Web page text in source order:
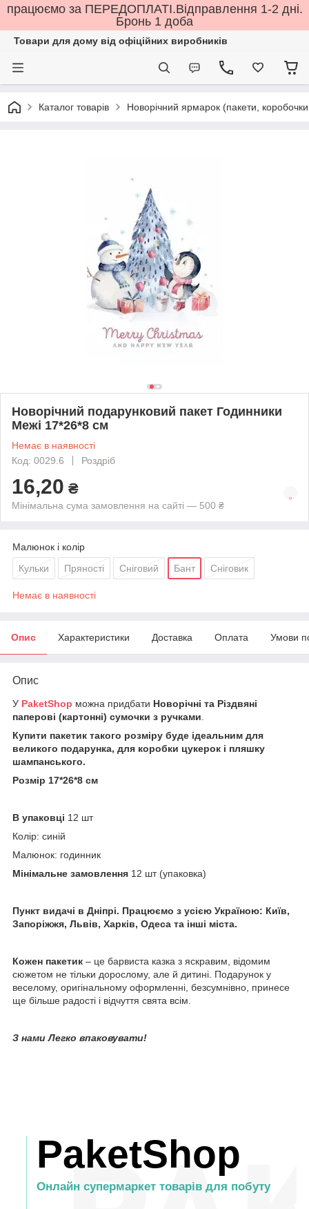
працюємо за ПЕРЕДОПЛАТІ.Відправлення 1-2 дні.
Бронь 1 доба
Товари для дому від офіційних виробників
Каталог товарів Новорічний ярмарок (пакети,
Новорічний подарунковий пакет Годинники
Межі 17*26*8 см
Немає в наявності
Код: 0029.6
Роздріб
16,20 ₴
Мінімальна сума замовлення на сайті — 500 ₴
Малюнок і колір
Кульки
Пряності Сніговий Бант Сніговик
Немає в наявності
Опис Характеристики Доставка Оплата Умови
Опис
У PaketShop можна придбати Новорічні та Різдвяні
паперові (картонні) сумочки з ручками
Купити пакетик такого розміру буде ідеальним для
великого подарунка, для коробки цукерок і пляшку
шампанського.
Розмір 17*26*8 см
В упаковці 12 шт
Колір: синій
Малюнок: годинник
Мінімальне замовлення 12 шт (упаковка)
Пункт видачі в Дніпрі. Працюємо з усією Україною: Київ,
Запоріжжя, Львів, Харків, Одеса та інші міста.
Кожен пакетик – це барвиста казка з яскравим, відомим
сюжетом не тільки дорослому, але й дитині. Подарунок у
веселому, оригінальному оформленні, безсумнівно, принесе
ще більше радості і відчуття свята всім.
З нами Легко впаковувати!
PaketShop
Онлайн супермаркет товарів для побуту